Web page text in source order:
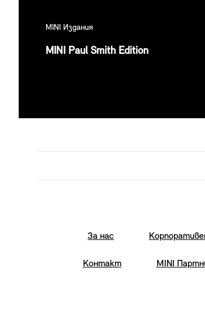
MINI Издания
MINI Paul Smith Edition
За нас
Контакт MINI